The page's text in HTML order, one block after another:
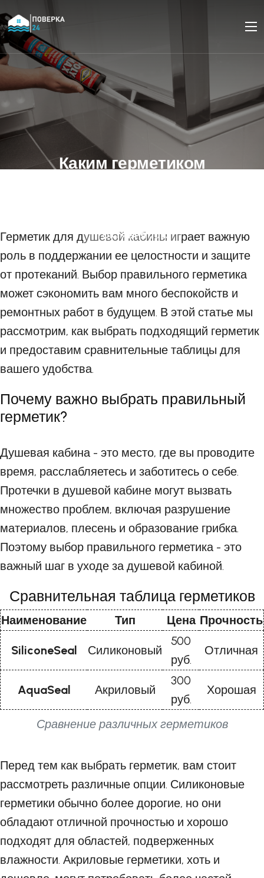
Каким герметиком
11 ОКТЯБРЯ 2023
Герметик для душевой кабины играет важную
роль в поддержании ее целостности и защите
от протеканий. Выбор правильного герметика
может сэкономить вам много беспокойств и
ремонтных работ в будущем. В этой статье мы
рассмотрим, как выбрать подходящий герметик
и предоставим сравнительные таблицы для
вашего удобства.
Почему важно выбрать правильный
герметик?
Душевая кабина - это место, где вы проводите
время, расслабляетесь и заботитесь о себе.
Протечки в душевой кабине могут вызвать
множество проблем, включая разрушение
материалов, плесень и образование грибка.
Поэтому выбор правильного герметика - это
важный шаг в уходе за душевой кабиной.
Сравнительная таблица герметиков
Сравнение различных герметиков
Наименование Тип Цена Прочность
SiliconeSeal Силиконовый
500
руб.
Отличная
AquaSeal Акриловый
300
руб.
Хорошая
Перед тем как выбрать герметик, вам стоит
рассмотреть различные опции. Силиконовые
герметики обычно более дорогие, но они
обладают отличной прочностью и хорошо
подходят для областей, подверженных
влажности. Акриловые герметики, хоть и